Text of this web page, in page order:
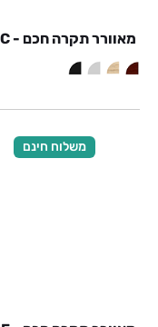
מאוורר תקרה חכם - FEEL ARC
משלוח חינם